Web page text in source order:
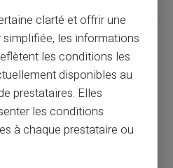
mobiles :
cachés ?
clarté et offrir une
les informations
les conditions les
disponibles au
prestataires. Elles
les conditions
à chaque prestataire ou